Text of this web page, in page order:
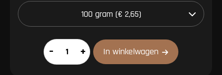
Spareribs
gebraden
– + In winkelwagen